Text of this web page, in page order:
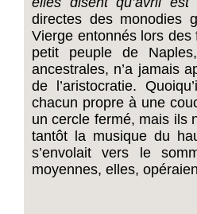
directes des monodies
Vierge entonnés lors
petit peuple de
ancestrales, n’a jamais
de l’aristocratie.
chacun propre à une
un cercle fermé, mais ils
tantôt la musique du
s’envolait vers le
moyennes, elles,